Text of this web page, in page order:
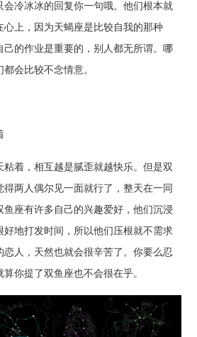
会冷冰冰的回复你一句哦。他们根本就
心上，因为天蝎座是比较自我的那种
己的作业是重要的，别人都无所谓。哪
会比较不念情意。
着，相互越是腻歪就越快乐。但是双
两人偶尔见一面就行了，整天在一同
鱼座有许多自己的兴趣爱好，他们沉浸
好地打发时间，所以他们压根就不需求
人，天然也就会很辛苦了。你要么忍
你提了双鱼座也不会很在乎。